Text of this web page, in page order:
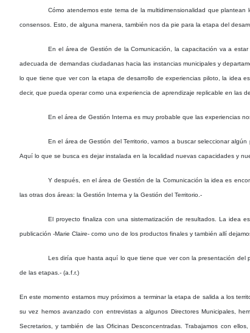
Cómo atendemos este tema de la multidimensionalidad que
consensos. Esto, de alguna manera, también nos da pie para la etapa del
En el área de Gestión de la Comunicación, la capacitación va a
adecuada de demandas ciudadanas hacia las instancias municipales y
lo que tiene que ver con la etapa de desarrollo de experiencias piloto, la idea
decir, que pueda operar como una experiencia de aprendizaje replicable en las
En el área de Gestión Interna es muy probable que las experiencias
En el área de Gestión del Territorio, vamos a buscar seleccionar
Aquí lo que se busca es dejar instalada en la localidad nuevas capacidades y
Y después, en el área de Gestión de la Comunicación la idea es
las otras dos áreas: la Gestión Interna y la Gestión del Territorio.-
El proyecto finaliza con una sistematización de resultados. La idea
publicación -Marie Claire- como uno de los productos finales y también allí
Les diría que hasta aquí lo que tiene que ver con la presentación del
de las etapas.- (a.f.r.)
En este momento estamos muy próximos a terminar la etapa de salida a los
su vez hemos avanzado con entrevistas a algunos Directores Municipales,
Secretarios, y también de las Oficinas Desconcentradas. Trabajamos con